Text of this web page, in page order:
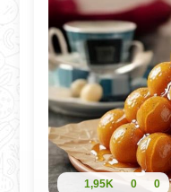
1,95K 0 0